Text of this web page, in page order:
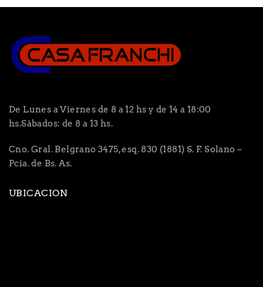
De Lunes a Viernes de 8 a 12 hs y de 14 a 18:00
hs.Sábados: de 8 a 13 hs.
Cno. Gral. Belgrano 3475, esq. 830 (1881) S. F. Solano –
Pcia. de Bs. As.
UBICACION